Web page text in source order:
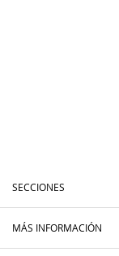
SECCIONES
MÁS INFORMACIÓN